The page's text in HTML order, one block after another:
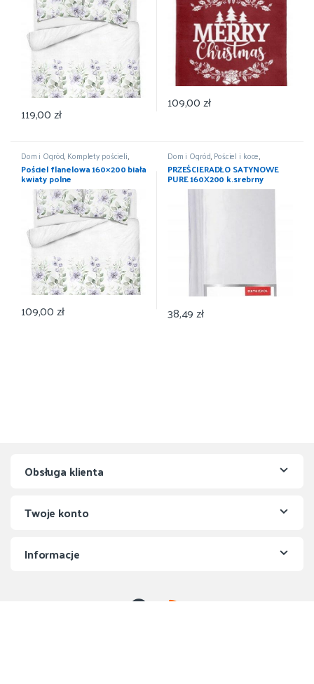
119,00zł
109,00zł
Dom i Ogród, Komplety pościeli,
Pościel i koce ,Wyposażenie
Pościel flanelowa 160×200 biała
kwiaty polne
109,00zł
Dom i Ogród, Pościel i koce,
Prześcieradła ,Wyposażenie
PRZEŚCIERADŁO SATYNOWE
PURE 160X200 k.srebrny
DETEXPOL
38,49zł
Obsługa klienta
Twoje konto
Informacje